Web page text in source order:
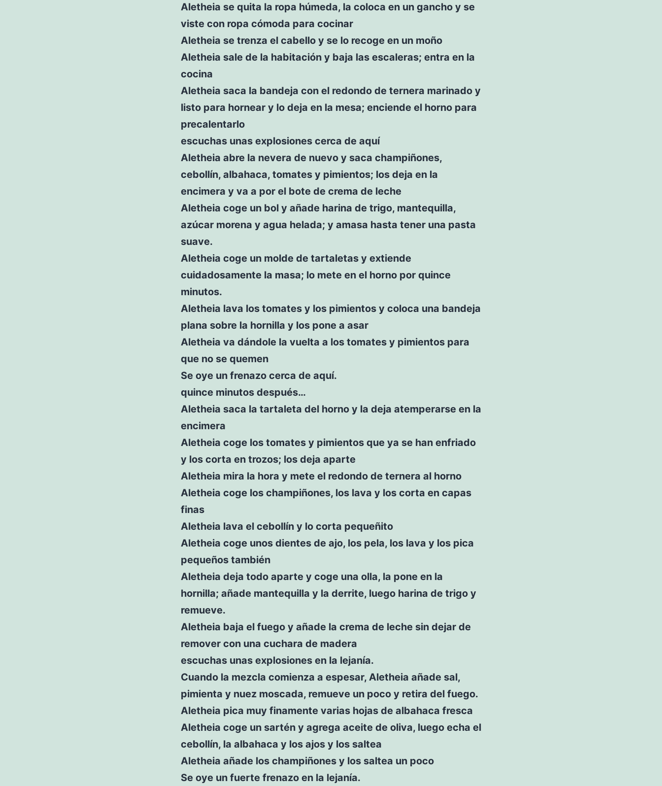
Aletheia se quita la ropa húmeda, la coloca en un gancho y se
viste con ropa cómoda para cocinar
Aletheia se trenza el cabello y se lo recoge en un moño
Aletheia sale de la habitación y baja las escaleras; entra en la
cocina
Aletheia saca la bandeja con el redondo de ternera marinado y
listo para hornear y lo deja en la mesa; enciende el horno para
precalentarlo
escuchas unas explosiones cerca de aquí
Aletheia abre la nevera de nuevo y saca champiñones,
cebollín, albahaca, tomates y pimientos; los deja en la
encimera y va a por el bote de crema de leche
Aletheia coge un bol y añade harina de trigo, mantequilla,
azúcar morena y agua helada; y amasa hasta tener una pasta
suave.
Aletheia coge un molde de tartaletas y extiende
cuidadosamente la masa; lo mete en el horno por quince
minutos.
Aletheia lava los tomates y los pimientos y coloca una bandeja
plana sobre la hornilla y los pone a asar
Aletheia va dándole la vuelta a los tomates y pimientos para
que no se quemen
Se oye un frenazo cerca de aquí.
quince minutos después…
Aletheia saca la tartaleta del horno y la deja atemperarse en la
encimera
Aletheia coge los tomates y pimientos que ya se han enfriado
y los corta en trozos; los deja aparte
Aletheia mira la hora y mete el redondo de ternera al horno
Aletheia coge los champiñones, los lava y los corta en capas
finas
Aletheia lava el cebollín y lo corta pequeñito
Aletheia coge unos dientes de ajo, los pela, los lava y los pica
pequeños también
Aletheia deja todo aparte y coge una olla, la pone en la
hornilla; añade mantequilla y la derrite, luego harina de trigo y
remueve.
Aletheia baja el fuego y añade la crema de leche sin dejar de
remover con una cuchara de madera
escuchas unas explosiones en la lejanía.
Cuando la mezcla comienza a espesar, Aletheia añade sal,
pimienta y nuez moscada, remueve un poco y retira del fuego.
Aletheia pica muy finamente varias hojas de albahaca fresca
Aletheia coge un sartén y agrega aceite de oliva, luego echa el
cebollín, la albahaca y los ajos y los saltea
Aletheia añade los champiñones y los saltea un poco
Se oye un fuerte frenazo en la lejanía.